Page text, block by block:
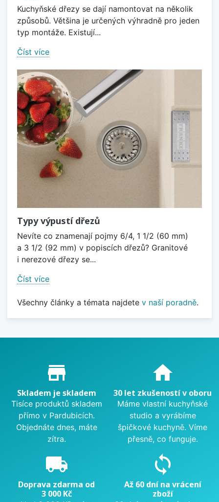
Kuchyňské dřezy se dají namontovat na několik
způsobů. Většina je určených výhradně pro jeden
typ montáže. Existují...
Číst více
Typy výpustí dřezů
Nevíte co znamenají pojmy 6/4, 1 1/2 (60 mm)
a 3 1/2 (92 mm) v popiscích dřezů? Granitové
i nerezové dřezy se...
Číst více
Všechny články a témata najdete v naší poradně.
Proč nakupovat u nás?
store_mall_directory
Skladem je skladem
Tisíce produktů skladem
přímo v Pardubicích.
Objednáte dnes, máte
zítra.
home
30 let zkušeností v oboru
Máme vlastní kuchyňské
studio a vyrábíme
špičkové kuchyně. Víme
přesně, co funguje.
local_shipping
Doprava zdarma od
3 000 Kč
sync
Až 60 dní na vrácení
zboží